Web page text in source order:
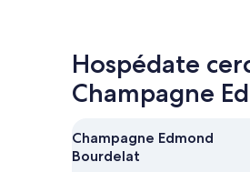
Hospédate
Champagne
Champagne Edmond
Bourdelat